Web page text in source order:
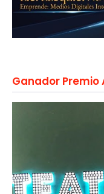
Ganador Premio